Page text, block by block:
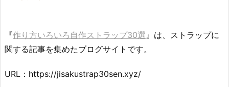
『作り方いろいろ自作ストラップ30選 』は、ストラップに
関する記事を集めたブログサイトです。
URL：https://jisakustrap30sen.xyz/